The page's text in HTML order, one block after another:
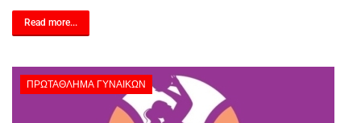
Read more...
ΠΡΩΤΆΘΛΗΜΑ ΓΥΝΑΙΚΏΝ